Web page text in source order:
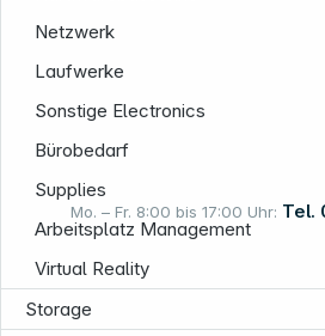
Mo. – Fr. 8:00 bis 17:00 Uhr: Tel.
Netzwerk
Laufwerke
Sonstige Electronics
Bürobedarf
Supplies
Arbeitsplatz Management
Virtual Reality
Storage
Informationen
Rechtliches